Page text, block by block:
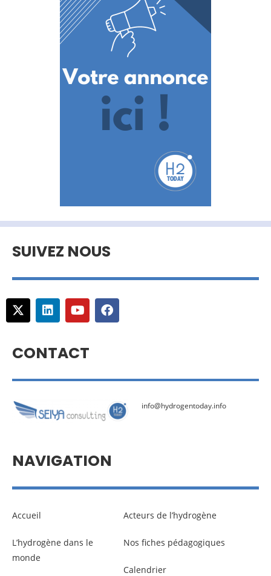
SUIVEZ NOUS
CONTACT
info@hydrogentoday.info
NAVIGATION
Accueil
L’hydrogène dans le
monde
Acteurs de l’hydrogène
Nos fiches pédagogiques
Calendrier